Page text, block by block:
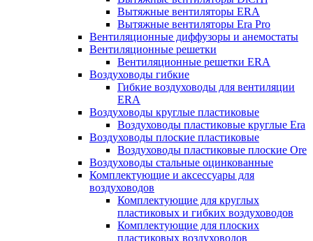
Вытяжные вентиляторы ERA
Вытяжные вентиляторы Era Pro
Вентиляционные диффузоры и анемостаты
Вентиляционные решетки
Вентиляционные решетки ERA
Воздуховоды гибкие
Гибкие воздуховоды для вентиляции
ERA
Воздуховоды круглые пластиковые
Воздуховоды пластиковые круглые Era
Воздуховоды плоские пластиковые
Воздуховоды пластиковые плоские Ore
Воздуховоды стальные оцинкованные
Комплектующие и аксессуары для
воздуховодов
Комплектующие для круглых
пластиковых и гибких воздуховодов
Комплектующие для плоских
пластиковых воздуховодов